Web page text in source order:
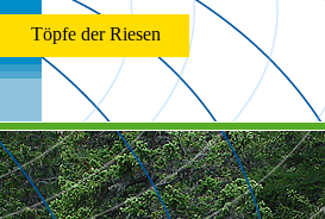
Töpfe der Riesen